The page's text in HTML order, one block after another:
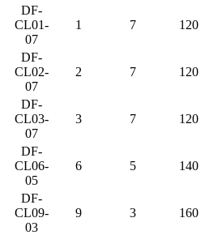
DF-
CL01-
07
1 7 120
DF-
CL02-
07
2 7 120
DF-
CL03-
07
3 7 120
DF-
CL06-
05
6 5 140
DF-
CL09-
03
9 3 160